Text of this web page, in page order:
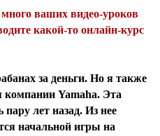
ваших видео-уроков
какой-то онлайн-курс
за деньги. Но я также
компании Yamaha. Эта
лет назад. Из нее
начальной игры на